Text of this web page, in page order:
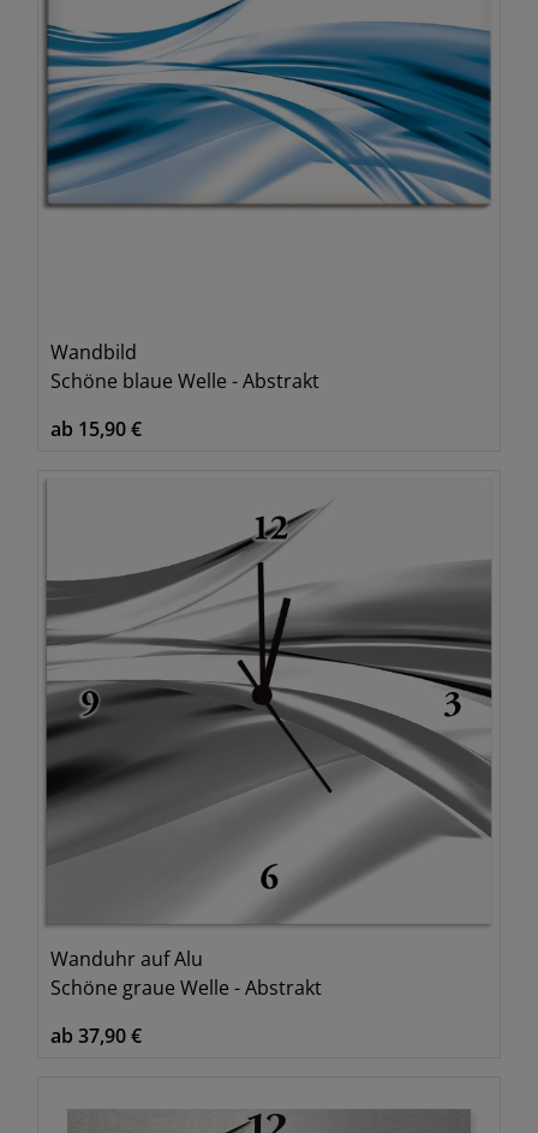
Wandbild
Schöne blaue Welle - Abstrakt
ab 15,90 €
Wanduhr auf Alu
Schöne graue Welle - Abstrakt
ab 37,90 €